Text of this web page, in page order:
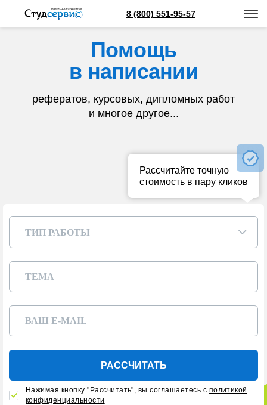
8 (800) 551-95-57
Помощь
в написании
рефератов, курсовых, дипломных работ
и многое другое...
Рассчитайте точную
стоимость в пару кликов
ТИП РАБОТЫ ▾
РАССЧИТАТЬ
Нажимая кнопку "Рассчитать", вы соглашаетесь с политикой
конфиденциальности